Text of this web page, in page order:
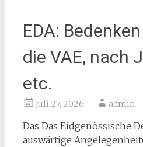
EDA:
die VAE, nach
etc.
Juli 27, 2026 admin
Das Das Eidgenössische
auswärtige